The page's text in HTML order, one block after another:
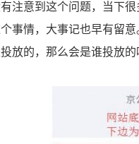
注意到这个问题，当下
事情，大事记也早有留
放的，那么会是谁投放的